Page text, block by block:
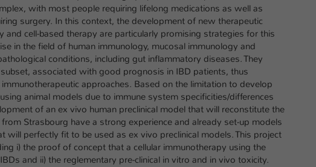
with most people requiring lifelong medications as well as
surgery. In this context, the development of new therapeutic
cell-based therapy are particularly promising strategies for this
in the field of human immunology, mucosal immunology and
conditions, including gut inflammatory diseases. They
associated with good prognosis in IBD patients, thus
approaches. Based on the limitation to develop
animal models due to immune system specificities/differences
of an ex vivo human preclinical model that will reconstitute the
Strasbourg have a strong experience and already set-up models
perfectly fit to be used as ex vivo preclinical models. This project
i) the proof of concept that a cellular immunotherapy using the
and ii) the reglementary pre-clinical in vitro and in vivo toxicity.
Ihrer vorgenommen Einstellungen, falls der
Webseiten-Betreiber dies eingestellt hat.
Name fe_typo_user / PHPSESSID
Anbieter TYPO3
Laufzeit 1 Woche
Zweck
Dieses Cookie ist ein Standard-Session-Cookie
von TYPO3. Es speichert im Fall eines Intranet-
Logins die Session-ID. So kann der eingeloggte